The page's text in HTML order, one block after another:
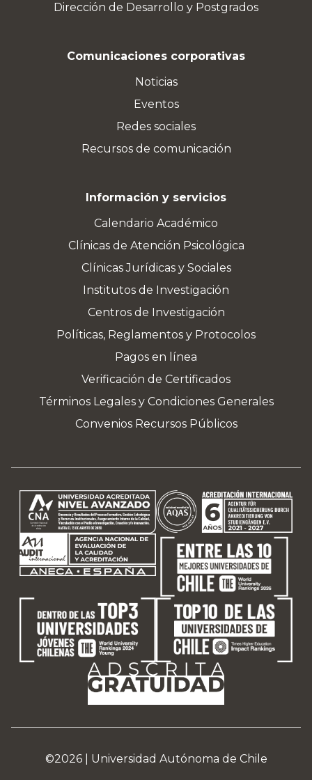
Dirección de Desarrollo y Postgrados
Comunicaciones corporativas
Noticias
Eventos
Redes sociales
Recursos de comunicación
Información y servicios
Calendario Académico
Clínicas de Atención Psicológica
Clínicas Jurídicas y Sociales
Institutos de Investigación
Centros de Investigación
Políticas, Reglamentos y Protocolos
Pagos en línea
Verificación de Certificados
Términos Legales y Condiciones Generales
Convenios Recursos Públicos
©2026 | Universidad Autónoma de Chile